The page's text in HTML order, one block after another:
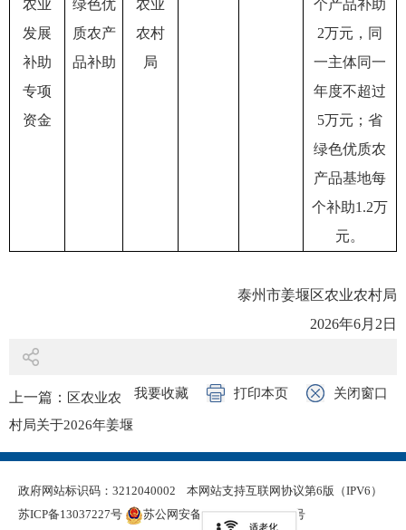
农业
发展
补助
专项
资金
绿色优
质农产
品补助
农业
农村
局
个产品补助
2万元，同
一主体同一
年度不超过
5万元；省
绿色优质农
产品基地每
个补助1.2万
元。
泰州市姜堰区农业农村局
2026年6月2日
我要收藏 打印本页 关闭窗口
上一篇：
区农业农
村局关于2026年姜堰
区农产品质量安全监
下一篇：
区农业农
政府网站标识码：3212040002
本网站支持互联网协议第6版（IPV6）
苏ICP备13037227号
苏公网安备 32120402000321号